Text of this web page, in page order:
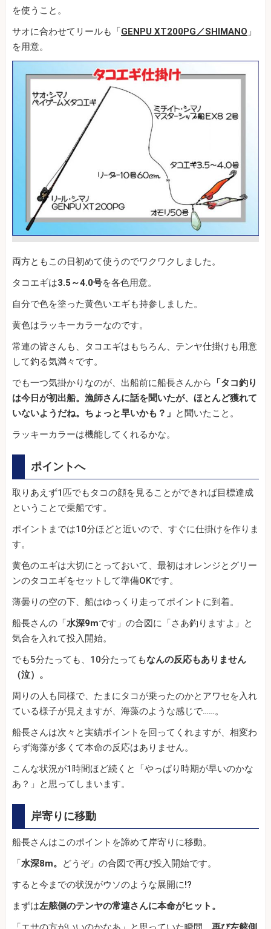
を使うこと。
サオに合わせてリールも「 GENPU XT200PG／SHIMANO 」
を用意。
両方ともこの日初めて使うのでワクワクしました。
タコエギは3.5～4.0号を各色用意。
自分で色を塗った黄色いエギも持参しました。
黄色はラッキーカラーなのです。
常連の皆さんも、タコエギはもちろん、テンヤ仕掛けも用意
して釣る気満々です。
でも一つ気掛かりなのが、出船前に船長さんから
「タコ釣り
は今日が初出船。漁師さんに話を聞いたが、ほとんど獲れて
いないようだね。ちょっと早いかも？」 と聞いたこと。
ラッキーカラーは機能してくれるかな。
ポイントへ
取りあえず1匹でもタコの顔を見ることができれば目標達成
ということで乗船です。
ポイントまでは10分ほどと近いので、すぐに仕掛けを作りま
す。
黄色のエギは大切にとっておいて、最初はオレンジとグリー
ンのタコエギをセットして準備OKです。
薄曇りの空の下、船はゆっくり走ってポイントに到着。
船長さんの「水深9mです」の合図に「さあ釣りますよ」と
気合を入れて投入開始。
でも5分たっても、10分たってもなんの反応もありません
（泣）。
周りの人も同様で、たまにタコが乗ったのかとアワセを入れ
ている様子が見えますが、海藻のような感じで……。
船長さんは次々と実績ポイントを回ってくれますが、相変わ
らず海藻が多くて本命の反応はありません。
こんな状況が1時間ほど続くと「やっぱり時期が早いのかな
あ？」と思ってしまいます。
岸寄りに移動
船長さんはこのポイントを諦めて岸寄りに移動。
「水深8m。
どうぞ」の合図で再び投入開始です。
すると今までの状況がウソのような展開に!?
まずは左舷側のテンヤの常連さんに本命がヒット。